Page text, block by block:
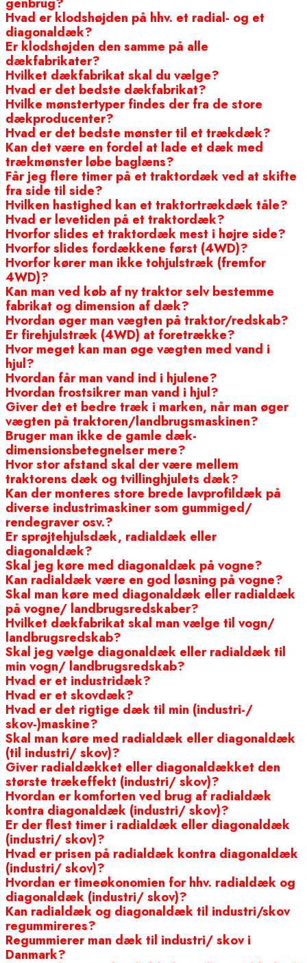
Hvad er klodshøjden på hhv. et radial- og et
diagonaldæk?
Er klodshøjden den samme på alle
dækfabrikater?
Hvilket dækfabrikat skal du vælge?
Hvad er det bedste dækfabrikat?
Hvilke mønstertyper findes der fra de store
dækproducenter?
Hvad er det bedste mønster til et trækdæk?
Kan det være en fordel at lade et dæk med
trækmønster løbe baglæns?
Får jeg flere timer på et traktordæk ved at skifte
fra side til side?
Hvilken hastighed kan et traktortrækdæk tåle?
Hvad er levetiden på et traktordæk?
Hvorfor slides et traktordæk mest i højre side?
Hvorfor slides fordækkene først (4WD)?
Hvorfor kører man ikke tohjulstræk (fremfor
4WD)?
Kan man ved køb af ny traktor selv bestemme
fabrikat og dimension af dæk?
Hvordan øger man vægten på traktor/redskab?
Er firehjulstræk (4WD) at foretrække?
Hvor meget kan man øge vægten med vand i
hjul?
Hvordan får man vand ind i hjulene?
Hvordan frostsikrer man vand i hjul?
Giver det et bedre træk i marken, når man øger
vægten på traktoren/landbrugsmaskinen?
Bruger man ikke de gamle dæk-
dimensionsbetegnelser mere?
Hvor stor afstand skal der være mellem
traktorens dæk og tvillinghjulets dæk?
Kan der monteres store brede lavprofildæk på
diverse industrimaskiner som gummiged/
rendegraver osv.?
Er sprøjtehjulsdæk, radialdæk eller
diagonaldæk?
Skal jeg køre med diagonaldæk på vogne?
Kan radialdæk være en god løsning på vogne?
Skal man køre med diagonaldæk eller radialdæk
på vogne/ landbrugsredskaber?
Hvilket dækfabrikat skal man vælge til vogn/
landbrugsredskab?
Skal jeg vælge diagonaldæk eller radialdæk til
min vogn/ landbrugsredskab?
Hvad er et industridæk?
Hvad er et skovdæk?
Hvad er det rigtige dæk til min (industri-/
skov-)maskine?
Skal man køre med radialdæk eller diagonaldæk
(til industri/ skov)?
Giver radialdækket eller diagonaldækket den
største trækeffekt (industri/ skov)?
Hvordan er komforten ved brug af radialdæk
kontra diagonaldæk (industri/ skov)?
Er der flest timer i radialdæk eller diagonaldæk
(industri/ skov)?
Hvad er prisen på radialdæk kontra diagonaldæk
(industri/ skov)?
Hvordan er timeøkonomien for hhv. radialdæk og
diagonaldæk (industri/ skov)?
Kan radialdæk og diagonaldæk til industri/skov
regummireres?
Regummierer man dæk til industri/ skov i
Danmark?